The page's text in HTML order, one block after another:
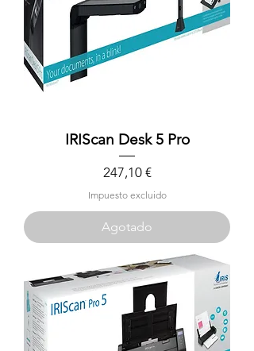
IRIScan Desk 5 Pro
Precio
247,10 €
Impuesto excluido
Agotado